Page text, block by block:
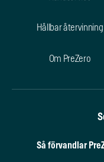
Hållbar återvinning
Om PreZero
Så förvandlar